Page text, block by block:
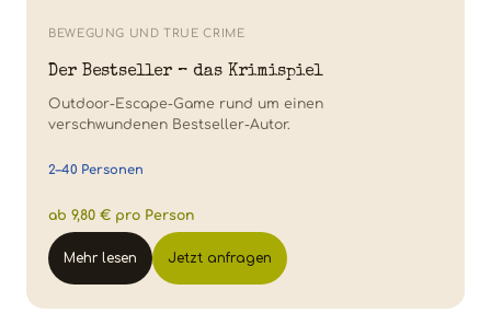
BEWEGUNG UND TRUE CRIME
Der Bestseller – das Krimispiel
Outdoor-Escape-Game rund um einen
verschwundenen Bestseller-Autor.
2–40 Personen
ab 9,80 € pro Person
Mehr lesen Jetzt anfragen